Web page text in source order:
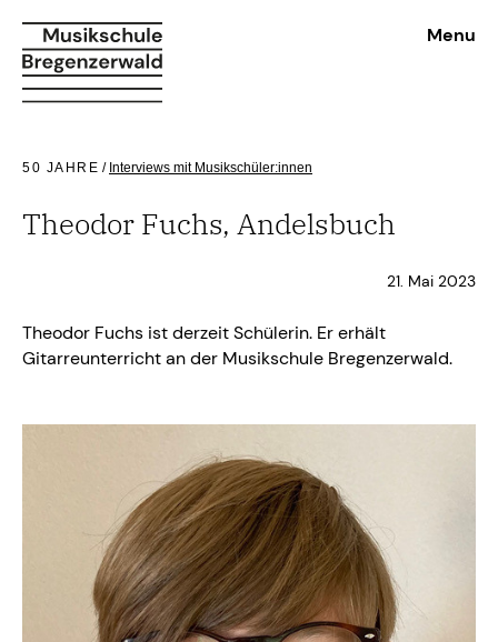
Menu
50 JAHRE / Interviews mit Musikschüler:innen
Theodor Fuchs, Andelsbuch
21. Mai 2023
Theodor Fuchs ist derzeit Schülerin. Er erhält
Gitarreunterricht an der Musikschule Bregenzerwald.